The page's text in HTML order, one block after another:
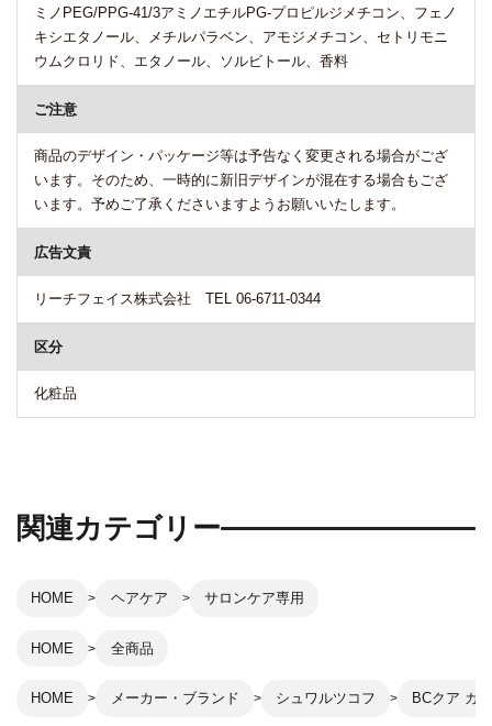
ミノPEG/PPG-41/3アミノエチルPG-プロピルジメチコン、フェノ
キシエタノール、メチルパラベン、アモジメチコン、セトリモニ
ウムクロリド、エタノール、ソルビトール、香料
ご注意
商品のデザイン・パッケージ等は予告なく変更される場合がござ
います。そのため、一時的に新旧デザインが混在する場合もござ
います。予めご了承くださいますようお願いいたします。
広告文責
リーチフェイス株式会社 TEL 06-6711-0344
区分
化粧品
関連カテゴリー
HOME ヘアケア サロンケア専用
HOME 全商品
HOME メーカー・ブランド シュワルツコフ BCクア カ